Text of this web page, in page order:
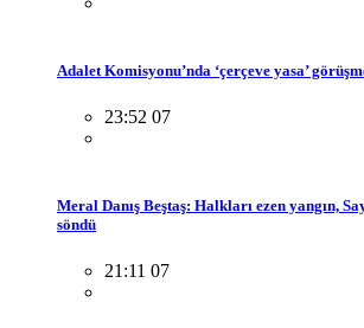
Adalet Komisyonu’nda ‘çerçeve yasa’
23:52 07
Meral Danış Beştaş: Halkları ezen yangın,
söndü
21:11 07